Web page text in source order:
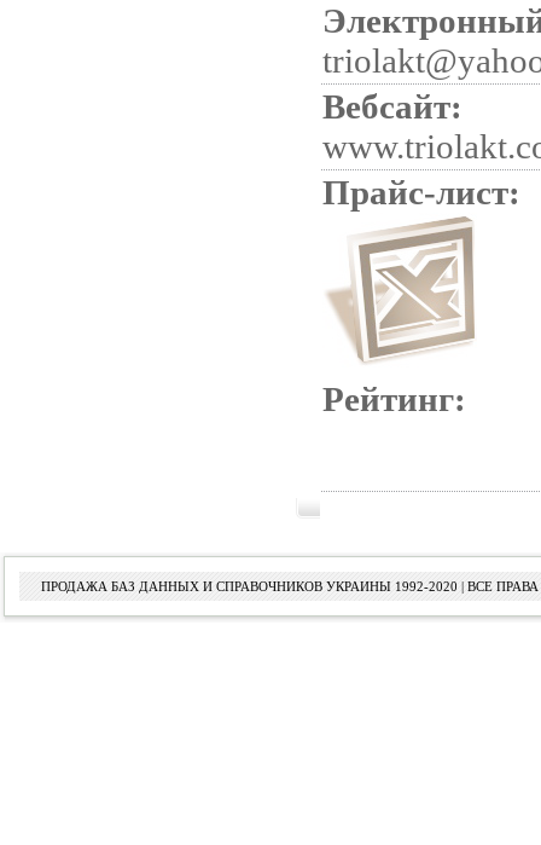
Вебсайт:
Прайс-лист:
Рейтинг:
ПРОДАЖА БАЗ ДАННЫХ И СПРАВОЧНИКОВ УКРАИНЫ 1992-2020 | ВСЕ